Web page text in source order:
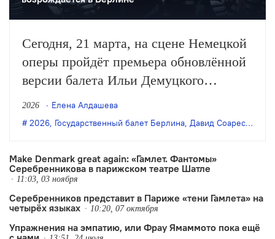
Сегодня, 21 марта, на сцене Немецкой
оперы пройдёт премьера обновлённой
версии балета Ильи Демуцкого
«Нуреев» в постановке режиссёра
Кирилла Серебренникова и хореографа
Государственного балета Берлина
можно будет увидеть онлайн в формате
2026
Елена Алдашева
2026, Государственный балет Берлина, Давид Соарес,Илья
Make Denmark great again: «Гамлет. Фантомы»
Серебренникова в парижском театре Шатле
11:03, 03 ноября
Серебренников представит в Париже «тени Гамлета» на
четырёх языках
10:20, 07 октября
Упражнения на эмпатию, или Фрау Ямаммото пока ещё